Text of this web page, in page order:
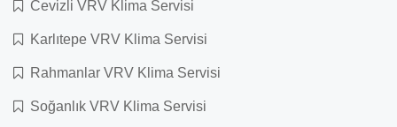
Cevizli VRV Klima Servisi
Karlıtepe VRV Klima Servisi
Rahmanlar VRV Klima Servisi
Soğanlık VRV Klima Servisi